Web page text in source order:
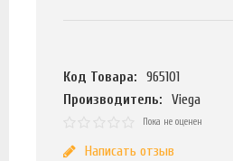
Код Товара:
965101
Производитель:
Viega
Пока не оценен
Написать отзыв